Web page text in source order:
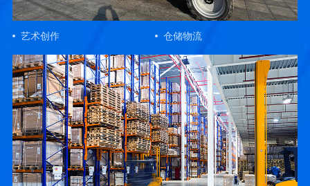
艺术创作 仓储物流